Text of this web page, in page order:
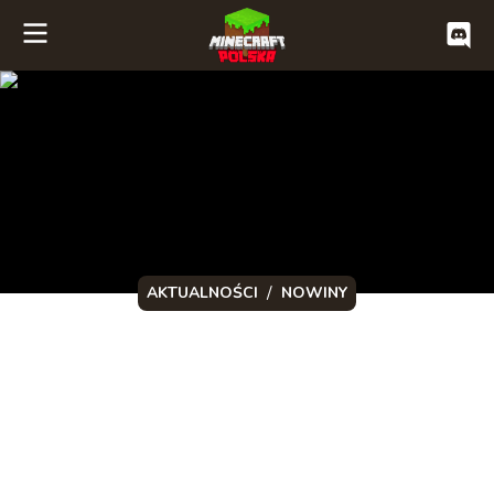
AKTUALNOŚCI / NOWINY